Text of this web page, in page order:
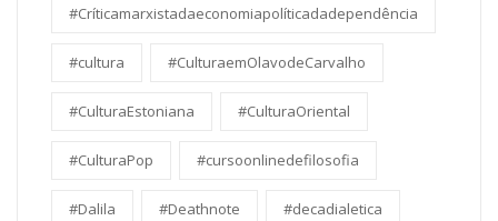
#Críticamarxistadaeconomiapolíticadadependência
#cultura #CulturaemOlavodeCarvalho
#CulturaEstoniana #CulturaOriental
#CulturaPop #cursoonlinedefilosofia
#Dalila #Deathnote #decadialetica